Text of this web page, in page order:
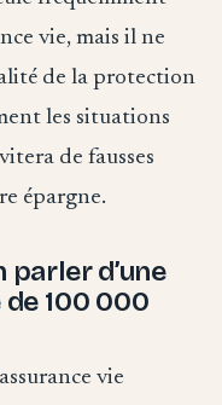
vie, mais il ne
de la protection
les situations
de fausses
épargne.
parler d’une
100 000
vie